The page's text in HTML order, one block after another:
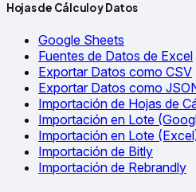
Hojas de Cálculo y Datos
Google Sheets
Fuentes de Datos de Excel
Exportar Datos como CSV
Exportar Datos como
Importación de Hojas de
Importación en Lote
Importación en Lote
Importación de Bitly
Importación de Rebrandly